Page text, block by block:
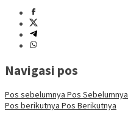
Navigasi pos
Pos sebelumnya Pos Sebelumnya
Pos berikutnya Pos Berikutnya